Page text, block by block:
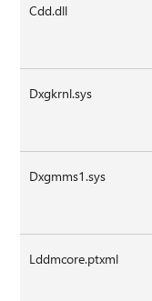
Cdd.dll
Dxgkrnl.sys
Dxgmms1.sys
Lddmcore.ptxml